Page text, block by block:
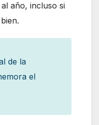
año, incluso si
de la
el